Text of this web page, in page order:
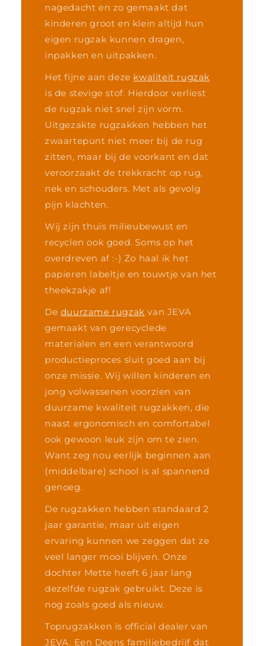
nagedacht en zo gemaakt dat
kinderen groot en klein altijd hun
eigen rugzak kunnen dragen,
inpakken en uitpakken.
Het fijne aan deze kwaliteit rugzak
is de stevige stof. Hierdoor verliest
de rugzak niet snel zijn vorm.
Uitgezakte rugzakken hebben het
zwaartepunt niet meer bij de rug
zitten, maar bij de voorkant en dat
veroorzaakt de trekkracht op rug,
nek en schouders. Met als gevolg
pijn klachten.
Wij zijn thuis milieubewust en
recyclen ook goed. Soms op het
overdreven af :-) Zo haal ik het
papieren labeltje en touwtje van het
theekzakje af!
De duurzame rugzak van JEVA
gemaakt van gerecyclede
materialen en een verantwoord
productieproces sluit goed aan bij
onze missie. Wij willen kinderen en
jong volwassenen voorzien van
duurzame kwaliteit rugzakken, die
naast ergonomisch en comfortabel
ook gewoon leuk zijn om te zien.
Want zeg nou eerlijk beginnen aan
(middelbare) school is al spannend
genoeg.
De rugzakken hebben standaard 2
jaar garantie, maar uit eigen
ervaring kunnen we zeggen dat ze
veel langer mooi blijven. Onze
dochter Mette heeft 6 jaar lang
dezelfde rugzak gebruikt. Deze is
nog zoals goed als nieuw.
Toprugzakken is official dealer van
JEVA. Een Deens familiebedrijf dat